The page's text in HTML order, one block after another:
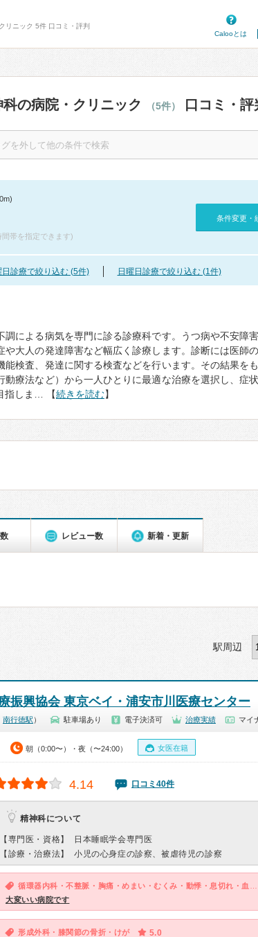
リニック 5件 口コミ・評判
Calooとは
の病院・クリニック （5件） 口コミ・評
帯を指定できます)
条件変更・
日診療で絞り込む (5件) 日曜日診療で絞り込む (1件)
調による病気を専門に診る診療科です。うつ病や不安障
や大人の発達障害など幅広く診療します。診断には医師
能検査、発達に関する検査などを行います。その結果を
動療法など）から一人ひとりに最適な治療を選択し、症
指しま… 【続きを読む】
レビュー数 新着・更新
駅周辺
振興協会 東京ベイ・浦安市川医療センター
南行徳駅 ） 駐車場あり 電子決済可 治療実績 マイ
朝（0:00〜）・夜（〜24:00） 女医在籍
4.14 口コミ40件
精神科について
【専門医・資格】
日本睡眠学会専門医
【診療・治療法】
小児の心身症の診察、被虐待児の診察
大変いい病院です
形成外科・膝関節の骨折・けが 5.0